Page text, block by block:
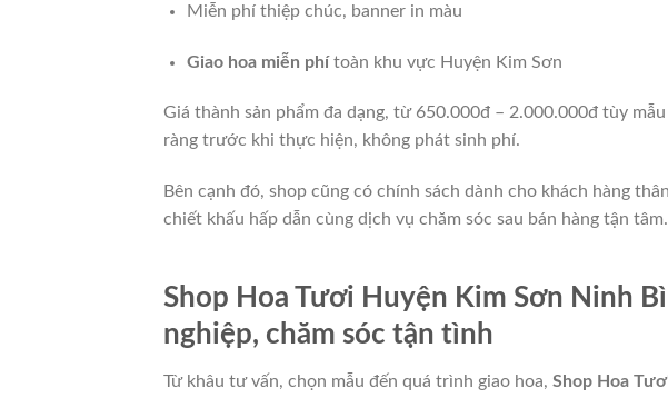
Miễn phí thiệp chúc, banner in màu
Giao hoa miễn phítoàn khu vực Huyện Kim Sơn
Giá thành sản phẩm đa dạng, từ 650.000đ – 2.000.000đ tùy
ràng trước khi thực hiện, không phát sinh phí.
Bên cạnh đó, shop cũng có chính sách dành cho khách hàng
chiết khấu hấp dẫn cùng dịch vụ chăm sóc sau bán hàng tận tâm.
Shop Hoa Tươi Huyện Kim Sơn Ninh
nghiệp, chăm sóc tận tình
Từ khâu tư vấn, chọn mẫu đến quá trình giao hoa, Shop Hoa